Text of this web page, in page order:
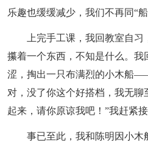
乐趣也缓缓减少，我们不再同“
上完手工课，我回教室自
攥着一个东西，不知是什么。
涩，掏出一只布满烈的小木船
对，没了你这个好搭档，我无
起来，请你原谅我吧！”我赶紧
事已至此，我和陈明因小木